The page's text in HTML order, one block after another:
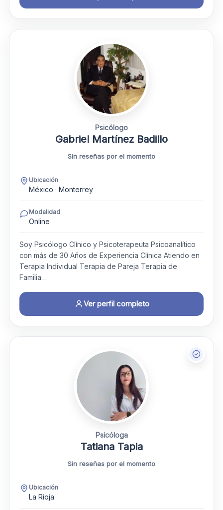
Psicólogo
Gabriel Martínez Badillo
Sin reseñas por el momento
Ubicación
México · Monterrey
Modalidad
Online
Soy Psicólogo Clínico y Psicoterapeuta Psicoanalítico
con más de 30 Años de Experiencia Clínica Atiendo en
Terapia Individual Terapia de Pareja Terapia de
Familia…
Ver perfil completo
Psicóloga
Tatiana Tapia
Sin reseñas por el momento
Ubicación
La Rioja